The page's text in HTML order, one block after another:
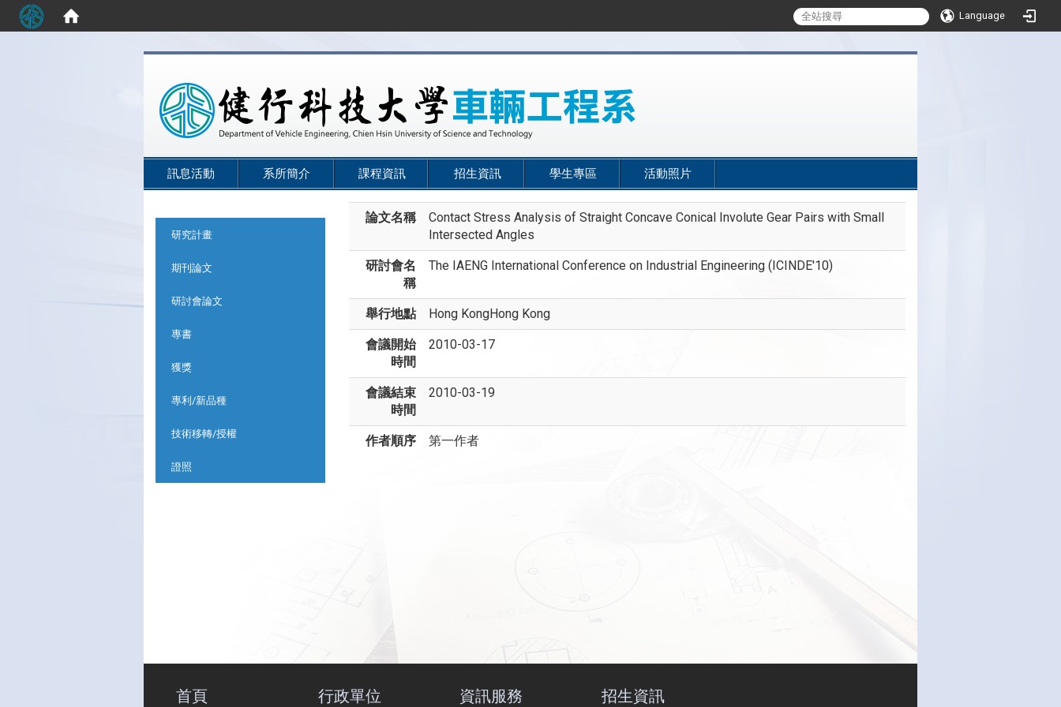
Language
訊息活動 系所簡介 課程資訊 招生資訊 學生專區 活動照片
研究計畫
期刊論文
研討會論文
專書
獲獎
專利/新品種
技術移轉/授權
證照
論文名稱
Contact Stress Analysis of Straight Concave Conical Involute Gear Pairs with Small
Intersected Angles
研討會名
稱
The IAENG International Conference on Industrial Engineering (ICINDE'10)
舉行地點 Hong KongHong Kong
會議開始
時間
2010-03-17
會議結束
時間
2010-03-19
作者順序 第一作者
首頁 行政單位 資訊服務 招生資訊